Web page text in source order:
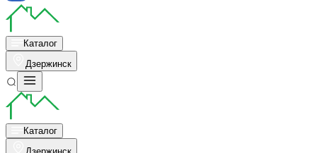
Каталог
Дзержинск
Каталог